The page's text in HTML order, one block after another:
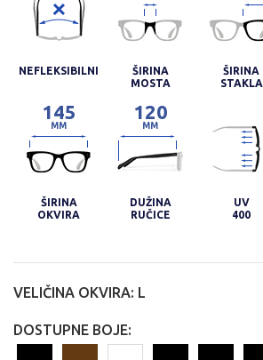
NEFLEKSIBILNI
ŠIRINA
MOSTA
ŠIRINA
STAKLA
145
MM
ŠIRINA
OKVIRA
120
MM
DUŽINA
RUČICE
UV
400
VELIČINA OKVIRA: L
DOSTUPNE BOJE: